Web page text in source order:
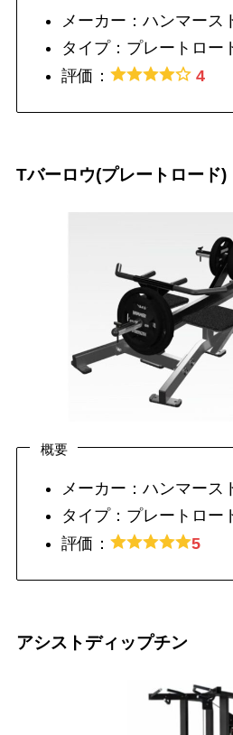
メーカー：ハンマース
タイプ：プレートロー
評価：
4
Tバーロウ(プレートロード)
概要
メーカー：ハンマース
タイプ：プレートロー
評価：
5
アシストディップチン